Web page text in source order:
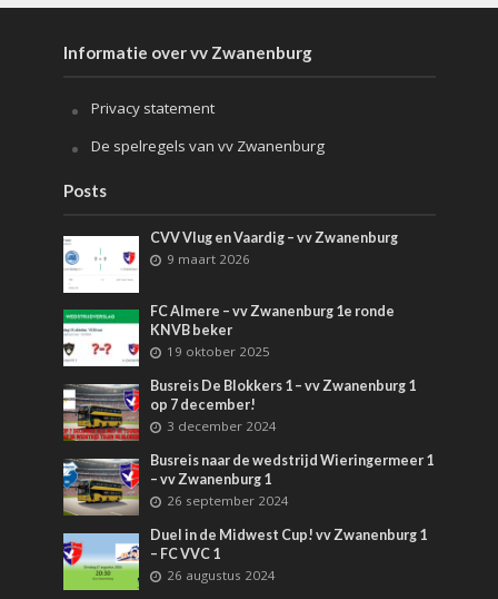
Informatie over vv Zwanenburg
Privacy statement
De spelregels van vv Zwanenburg
Posts
CVV Vlug en Vaardig – vv Zwanenburg
9 maart 2026
FC Almere – vv Zwanenburg 1e ronde
KNVB beker
19 oktober 2025
Busreis De Blokkers 1 – vv Zwanenburg 1
op 7 december!
3 december 2024
Busreis naar de wedstrijd Wieringermeer 1
– vv Zwanenburg 1
26 september 2024
Duel in de Midwest Cup! vv Zwanenburg 1
– FC VVC 1
26 augustus 2024